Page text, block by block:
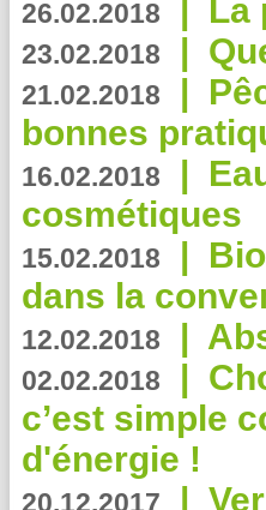
26.02.2018 | La
23.02.2018 |
21.02.2018 |
bonnes
16.02.2018 |
cosmétiques
15.02.2018 |
dans la
12.02.2018 |
02.02.2018 |
c’est simple
d'énergie !
20.12.2017 |